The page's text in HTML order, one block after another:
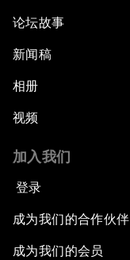
论坛故事
新闻稿
相册
视频
加入我们
登录
成为我们的合作伙伴
成为我们的会员